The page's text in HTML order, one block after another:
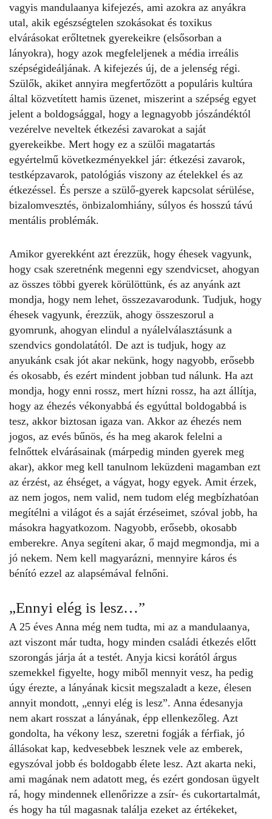
vagyis mandulaanya kifejezés, ami azokra az anyákra
utal, akik egészségtelen szokásokat és toxikus
elvárásokat erőltetnek gyerekeikre (elsősorban a
lányokra), hogy azok megfeleljenek a média irreális
szépségideáljának. A kifejezés új, de a jelenség régi.
Szülők, akiket annyira megfertőzött a populáris kultúra
által közvetített hamis üzenet, miszerint a szépség egyet
jelent a boldogsággal, hogy a legnagyobb jószándéktól
vezérelve neveltek étkezési zavarokat a saját
gyerekeikbe. Mert hogy ez a szülői magatartás
egyértelmű következményekkel jár: étkezési zavarok,
testképzavarok, patológiás viszony az ételekkel és az
étkezéssel. És persze a szülő-gyerek kapcsolat sérülése,
bizalomvesztés, önbizalomhiány, súlyos és hosszú távú
mentális problémák.
Amikor gyerekként azt érezzük, hogy éhesek vagyunk,
hogy csak szeretnénk megenni egy szendvicset, ahogyan
az összes többi gyerek körülöttünk, és az anyánk azt
mondja, hogy nem lehet, összezavarodunk. Tudjuk, hogy
éhesek vagyunk, érezzük, ahogy összeszorul a
gyomrunk, ahogyan elindul a nyálelválasztásunk a
szendvics gondolatától. De azt is tudjuk, hogy az
anyukánk csak jót akar nekünk, hogy nagyobb, erősebb
és okosabb, és ezért mindent jobban tud nálunk. Ha azt
mondja, hogy enni rossz, mert hízni rossz, ha azt állítja,
hogy az éhezés vékonyabbá és egyúttal boldogabbá is
tesz, akkor biztosan igaza van. Akkor az éhezés nem
jogos, az evés bűnös, és ha meg akarok felelni a
felnőttek elvárásainak (márpedig minden gyerek meg
akar), akkor meg kell tanulnom leküzdeni magamban ezt
az érzést, az éhséget, a vágyat, hogy egyek. Amit érzek,
az nem jogos, nem valid, nem tudom elég megbízhatóan
megítélni a világot és a saját érzéseimet, szóval jobb, ha
másokra hagyatkozom. Nagyobb, erősebb, okosabb
emberekre. Anya segíteni akar, ő majd megmondja, mi a
jó nekem. Nem kell magyarázni, mennyire káros és
bénító ezzel az alapsémával felnőni.
„Ennyi elég is lesz…”
A 25 éves Anna még nem tudta, mi az a mandulaanya,
azt viszont már tudta, hogy minden családi étkezés előtt
szorongás járja át a testét. Anyja kicsi korától árgus
szemekkel figyelte, hogy miből mennyit vesz, ha pedig
úgy érezte, a lányának kicsit megszaladt a keze, élesen
annyit mondott, „ennyi elég is lesz”. Anna édesanyja
nem akart rosszat a lányának, épp ellenkezőleg. Azt
gondolta, ha vékony lesz, szeretni fogják a férfiak, jó
állásokat kap, kedvesebbek lesznek vele az emberek,
egyszóval jobb és boldogabb élete lesz. Azt akarta neki,
ami magának nem adatott meg, és ezért gondosan ügyelt
rá, hogy mindennek ellenőrizze a zsír- és cukortartalmát,
és hogy ha túl magasnak találja ezeket az értékeket,